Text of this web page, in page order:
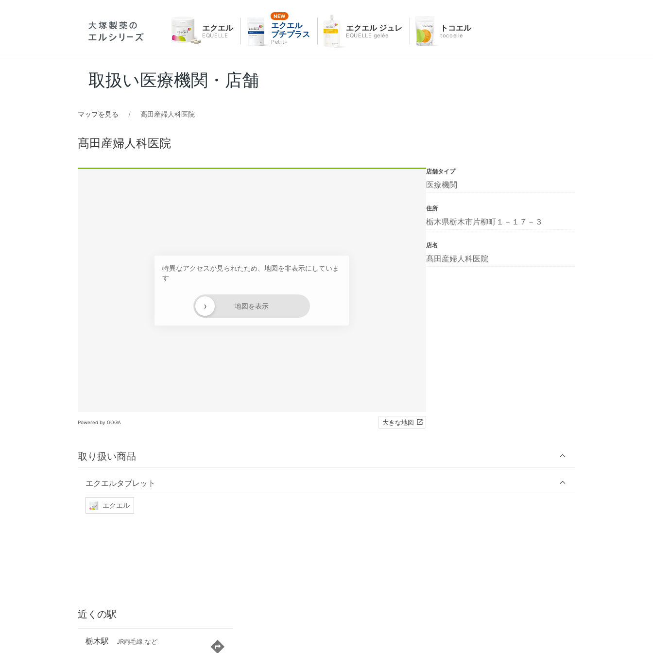
エクエル
EQUELLE
エクエル
プチプラス
Petit+
エクエル ジュレ
EQUELLE gelée
トコエル
tocoelle
取扱い医療機関・店舗
マップを見る 髙田産婦人科医院
髙田産婦人科医院
特異なアクセスが見られたため、地図を非表示にしていま
す
地図を表示
›
Powered by GOGA 大きな地図
取り扱い商品
エクエルタブレット
エクエル
店舗タイプ
医療機関
住所
栃木県栃木市片柳町１－１７－３
店名
髙田産婦人科医院
近くの駅
栃木駅 JR両毛線 など